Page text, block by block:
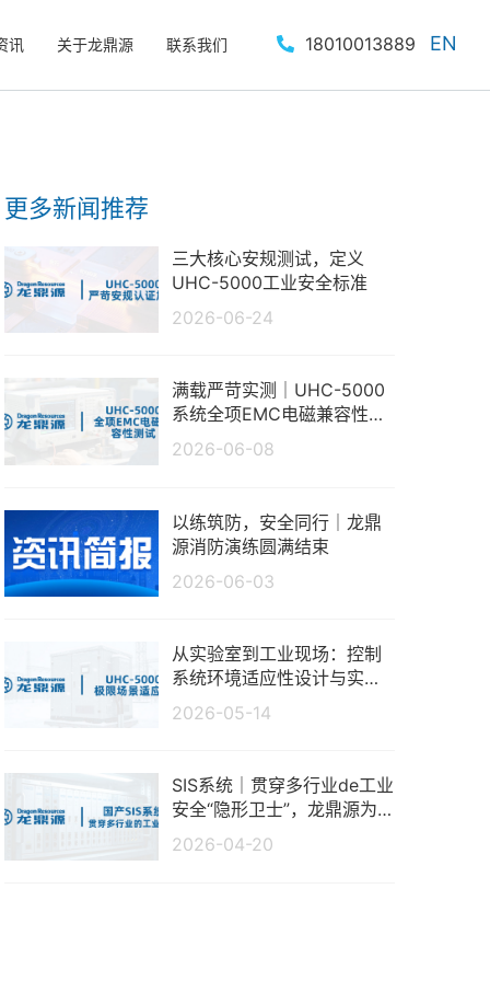
讯 关于龙鼎源 联系我们 18010013889 EN
更多新闻推荐
三大核心安规测试，定义
UHC-5000工业安全标准
2026-06-24
满载严苛实测｜UHC-5000
系统全项EMC电磁兼容性测
试报告
2026-06-08
以练筑防，安全同行｜龙鼎
源消防演练圆满结束
2026-06-03
从实验室到工业现场：控制
系统环境适应性设计与实测
分析
2026-05-14
SIS系统｜贯穿多行业de工业
安全“隐形卫士”，龙鼎源为
生产保驾护航
2026-04-20